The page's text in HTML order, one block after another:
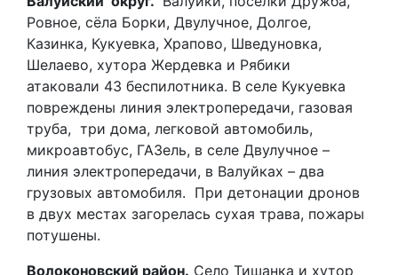
Ровное, сёла Борки, Двулучное, Долгое,
Казинка, Кукуевка, Храпово, Шведуновка,
Шелаево, хутора Жердевка и Рябики
атаковали 43 беспилотника. В селе Кукуевка
повреждены линия электропередачи, газовая
труба, три дома, легковой автомобиль,
микроавтобус, ГАЗель, в селе Двулучное –
линия электропередачи, в Валуйках – два
грузовых автомобиля. При детонации дронов
в двух местах загорелась сухая трава, пожары
потушены.
Волоконовский район. Село Тишанка и хутор